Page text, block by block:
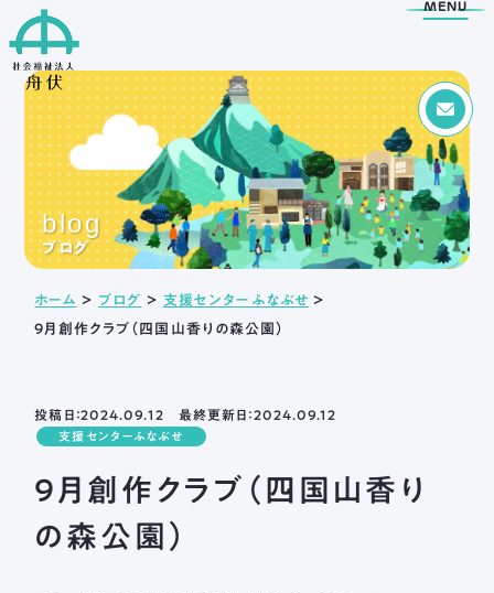
Menu トップページ
舟伏の取り組み
生活訓練はばたき
支援センター
工房はばたき
岐阜市超短時間ワーク
応援センター
長森北保育園
舟伏について
ご挨拶
法人概要
MENU
blog
ブログ
ホーム ＞ ブログ ＞ 支援センターふなぶせ ＞
9月創作クラブ（四国山香りの森公園）
投稿日：2024.09.12 最終更新日：2024.09.12
支援センターふなぶせ
9月創作クラブ（四国山香り
の森公園）